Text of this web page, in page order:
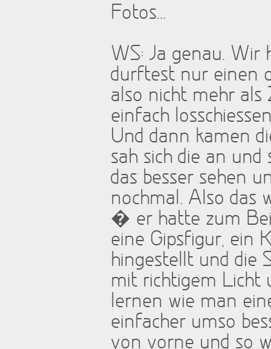
Fotos...
WS: Ja genau. Wir
durftest nur einen
also nicht mehr
einfach
Und dann kamen
sah sich die an
das besser sehen
nochmal. Also das
� er hatte zum
eine Gipsfigur, ein
hingestellt und die
mit richtigem Licht
lernen wie man
einfacher umso
von vorne und so